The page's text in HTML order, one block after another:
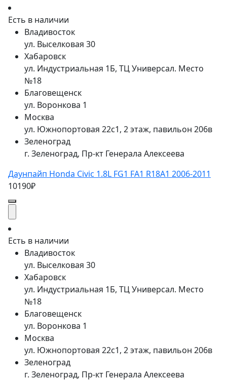
Есть в наличии
Владивосток
ул. Выселковая 30
Хабаровск
ул. Индустриальная 1Б, ТЦ Универсал. Место
№18
Благовещенск
ул. Воронкова 1
Москва
ул. Южнопортовая 22с1, 2 этаж, павильон 206в
Зеленоград
г. Зеленоград, Пр-кт Генерала Алексеева
Даунпайп Honda Civic 1.8L FG1 FA1 R18A1 2006-2011
10190₽
Есть в наличии
Владивосток
ул. Выселковая 30
Хабаровск
ул. Индустриальная 1Б, ТЦ Универсал. Место
№18
Благовещенск
ул. Воронкова 1
Москва
ул. Южнопортовая 22с1, 2 этаж, павильон 206в
Зеленоград
г. Зеленоград, Пр-кт Генерала Алексеева